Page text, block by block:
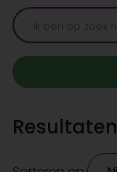
Resultaten